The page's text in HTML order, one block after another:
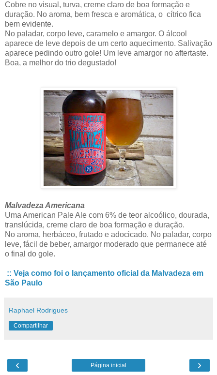
Cobre no visual, turva, creme claro de boa formação e
duração. No aroma, bem fresca e aromática, o cítrico fica
bem evidente.
No paladar, corpo leve, caramelo e amargor. O álcool
aparece de leve depois de um certo aquecimento. Salivação
aparece pedindo outro gole! Um leve amargor no aftertaste.
Boa, a melhor do trio degustado!
Malvadeza Americana
Uma American Pale Ale com 6% de teor alcoólico, dourada,
translúcida, creme claro de boa formação e duração.
No aroma, herbáceo, frutado e adocicado. No paladar, corpo
leve, fácil de beber, amargor moderado que permanece até
o final do gole.
:: Veja como foi o lançamento oficial da Malvadeza em
São Paulo
Raphael Rodrigues
Compartilhar
‹ ›
Página inicial